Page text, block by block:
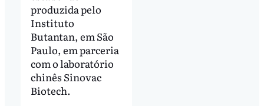
produzida pelo
Instituto
Butantan, em São
Paulo, em parceria
com o laboratório
chinês Sinovac
Biotech.